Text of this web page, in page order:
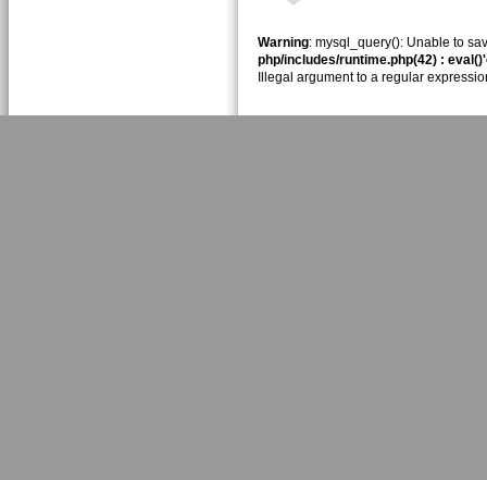
Warning: mysql_query(): Unable to
php/includes/runtime.php(42) :
Illegal argument to a regular